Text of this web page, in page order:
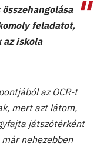
feladatot,
az iskola
az OCR-t
mert azt látom,
játszótérként
nehezebben